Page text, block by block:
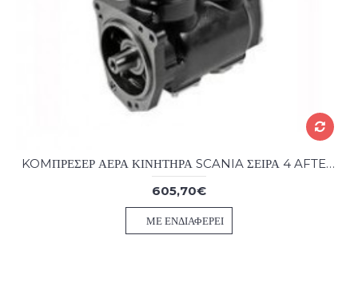
KOMΠΡΕΣΕΡ ΑΕΡΑ ΚΙΝΗΤΗΡΑ SCANIA ΣΕΙΡΑ 4 AFTER MARKET
605,70€
ΜΕ ΕΝΔΙΑΦΈΡΕΙ